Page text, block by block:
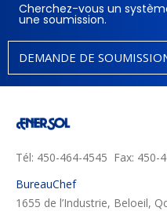
Cherchez-vous un
une soumission.
DEMANDE DE
Tél: 450-464-4545 Fax: 450-
BureauChef
1655 de l’Industrie, Beloeil,